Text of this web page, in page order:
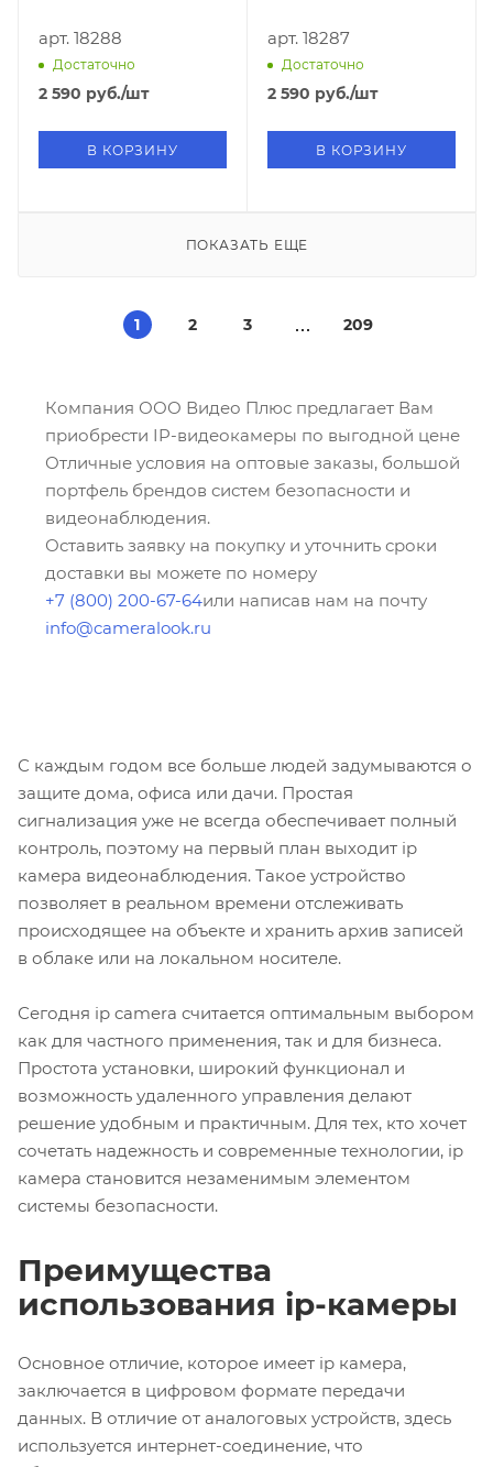
арт. 18288
Достаточно
2 590 руб./шт
В КОРЗИНУ
арт. 18287
Достаточно
2 590 руб./шт
В КОРЗИНУ
ПОКАЗАТЬ ЕЩЕ
1 2 3 209
Компания ООО Видео Плюс предлагает Вам
приобрести IP-видеокамеры по выгодной цене
Отличные условия на оптовые заказы, большой
портфель брендов систем безопасности и
видеонаблюдения.
Оставить заявку на покупку и уточнить сроки
доставки вы можете по номеру
+7 (800) 200-67-64или написав нам на почту
info@cameralook.ru
С каждым годом все больше людей задумываются о
защите дома, офиса или дачи. Простая
сигнализация уже не всегда обеспечивает полный
контроль, поэтому на первый план выходит ip
камера видеонаблюдения. Такое устройство
позволяет в реальном времени отслеживать
происходящее на объекте и хранить архив записей
в облаке или на локальном носителе.
Сегодня ip camera считается оптимальным выбором
как для частного применения, так и для бизнеса.
Простота установки, широкий функционал и
возможность удаленного управления делают
решение удобным и практичным. Для тех, кто хочет
сочетать надежность и современные технологии, ip
камера становится незаменимым элементом
системы безопасности.
Преимущества
использования ip-камеры
Основное отличие, которое имеет ip камера,
заключается в цифровом формате передачи
данных. В отличие от аналоговых устройств, здесь
используется интернет-соединение, что